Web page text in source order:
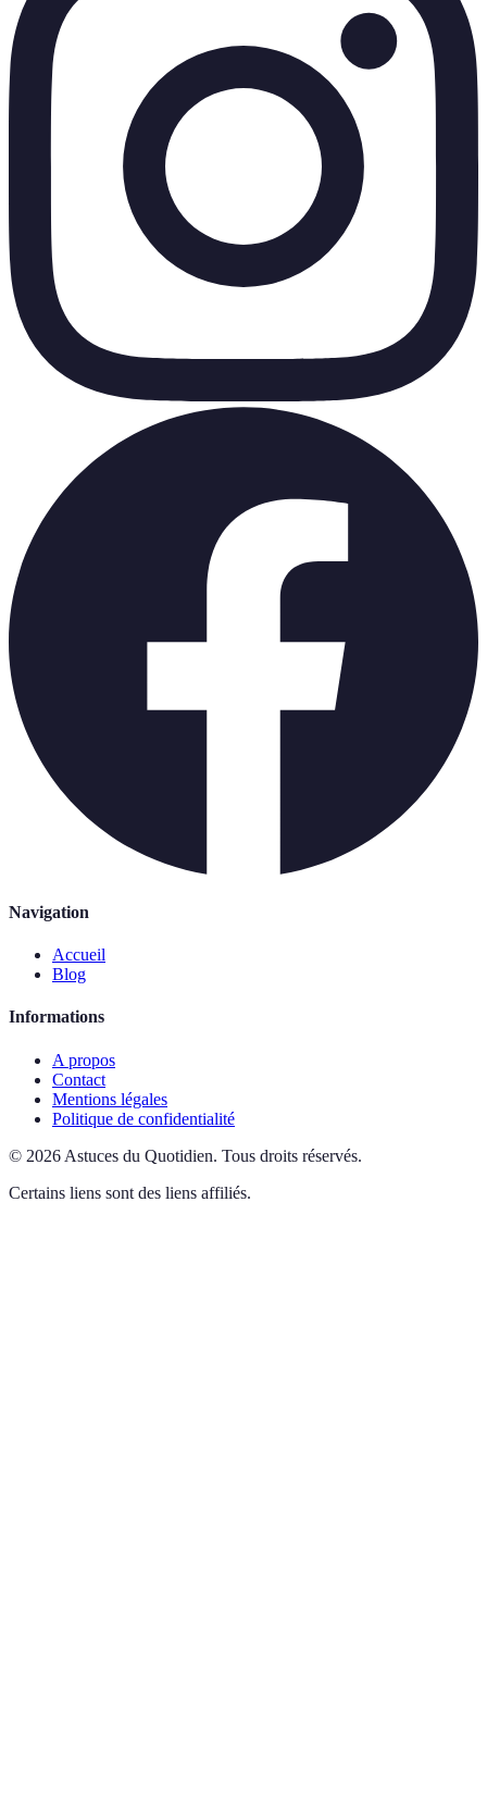
Navigation
Accueil
Blog
Informations
A propos
Contact
Mentions légales
Politique de confidentialité
© 2026 Astuces du Quotidien. Tous droits réservés.
Certains liens sont des liens affiliés.